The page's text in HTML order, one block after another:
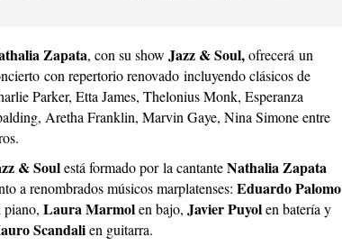
Zapata, con su show Jazz & Soul,ofrecerá un
con repertorio renovado incluyendo clásicos de
Parker, Etta James, Thelonius Monk, Esperanza
Aretha Franklin, Marvin Gaye, Nina Simone entre
& Soulestá formado por la cantanteNathalia Zapata
a renombrados músicos marplatenses: Eduardo Palomo
piano, Laura Marmolen bajo, Javier Puyolen batería y
Scandalien guitarra.